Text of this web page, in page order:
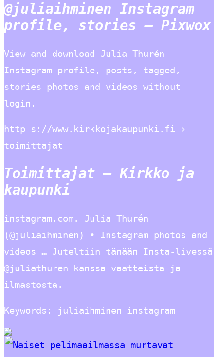
@juliaihminen Instagram
profile, stories – Pixwox
View and download Julia Thurén
Instagram profile, posts, tagged,
stories photos and videos without
login.
http s://www.kirkkojakaupunki.fi ›
toimittajat
Toimittajat – Kirkko ja
kaupunki
instagram.com. Julia Thurén
(@juliaihminen) • Instagram photos and
videos … Juteltiin tänään Insta-livessä
@juliathuren kanssa vaatteista ja
ilmastosta.
Keywords: juliaihminen instagram